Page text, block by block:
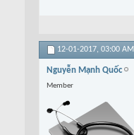
12-01-2017, 03:00 AM
Nguyễn Mạnh Quốc
Member